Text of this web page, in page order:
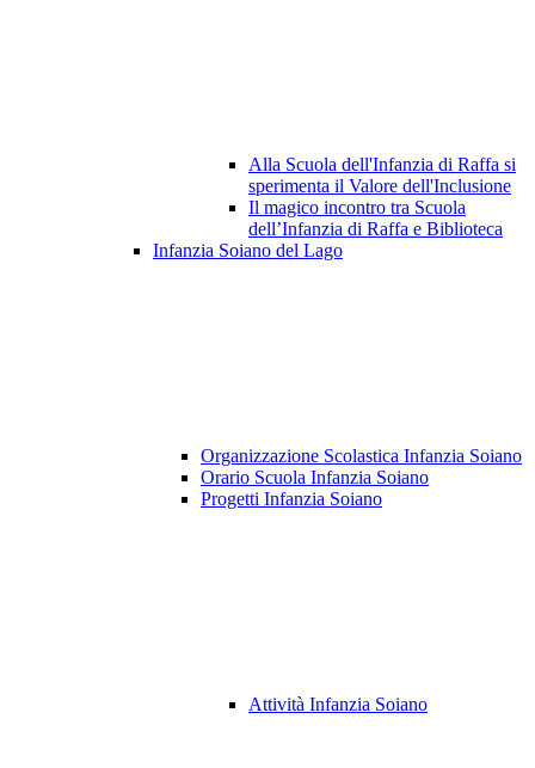
Alla Scuola dell'Infanzia di Raffa si
sperimenta il Valore dell'Inclusione
Il magico incontro tra Scuola
dell’Infanzia di Raffa e Biblioteca
Infanzia Soiano del Lago
Organizzazione Scolastica Infanzia Soiano
Orario Scuola Infanzia Soiano
Progetti Infanzia Soiano
Attività Infanzia Soiano